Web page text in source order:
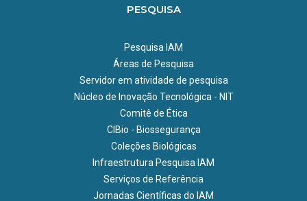
PESQUISA
Pesquisa IAM
Áreas de Pesquisa
Servidor em atividade de pesquisa
Núcleo de Inovação Tecnológica - NIT
Comitê de Ética
CIBio - Biossegurança
Coleções Biológicas
Infraestrutura Pesquisa IAM
Serviços de Referência
Jornadas Científicas do IAM